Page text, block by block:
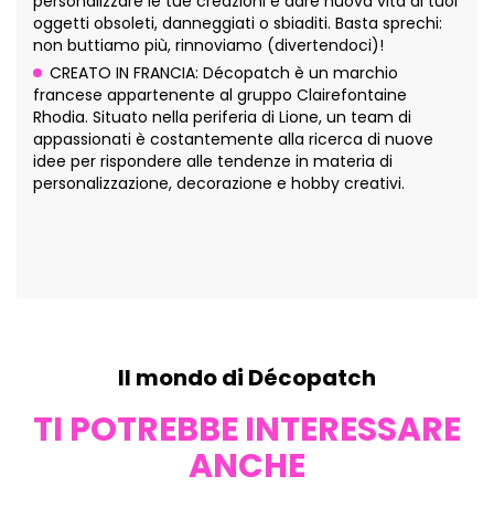
oggetti obsoleti, danneggiati o sbiaditi. Basta sprechi:
non buttiamo più, rinnoviamo (divertendoci)!
CREATO IN FRANCIA: Décopatch è un marchio
francese appartenente al gruppo Clairefontaine
Rhodia. Situato nella periferia di Lione, un team di
appassionati è costantemente alla ricerca di nuove
idee per rispondere alle tendenze in materia di
personalizzazione, decorazione e hobby creativi.
Il mondo di Décopatch
TI POTREBBE INTERESSARE
ANCHE